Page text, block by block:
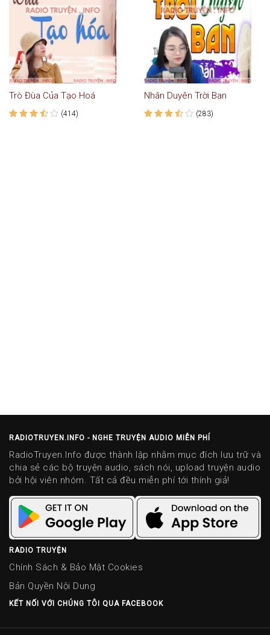
Trò Đùa Của Tạo Hoá
(414)
Nhân Duyên Trời Ban
(283)
RADIOTRUYEN.INFO - NGHE TRUYỆN AUDIO MIỄN PHÍ
RadioTruyen.Info được thành lập nhằm mục đích lưu trữ và
chia sẻ các bộ truyện audio, sách nói, upload truyện audio
bởi hội viên nhóm. Tất cả đều miễn phí tới thính giả!
RADIO TRUYỆN
Chính Sách & Bảo Mật Cookies
Bản Quyền Nội Dung
KẾT NỐI VỚI CHÚNG TÔI QUA FACEBOOK